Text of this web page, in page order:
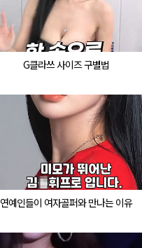
G클라쓰 사이즈 구별법
연예인들이 여자골퍼와 만나는 이유